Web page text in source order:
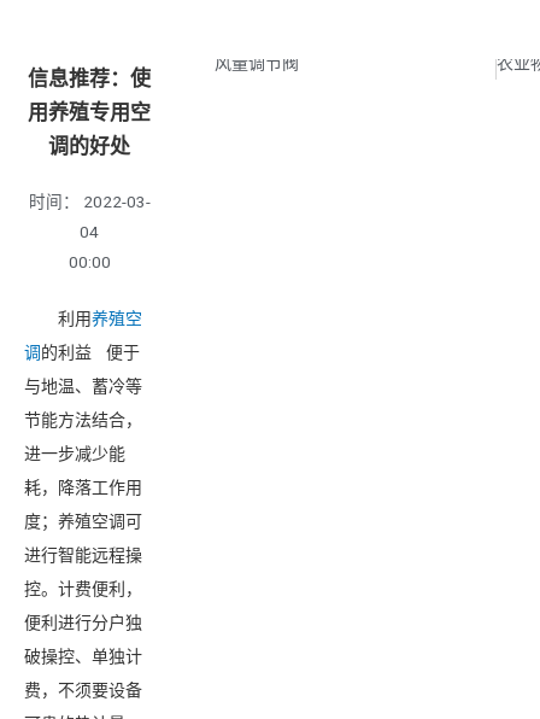
信息推荐：使
用养殖专用空
调的好处
时间：
2022-03-
04
00:00
利用养殖空
调的利益 便于
与地温、蓄冷等
节能方法结合，
进一步减少能
耗，降落工作用
度；养殖空调可
进行智能远程操
控。计费便利，
便利进行分户独
破操控、单独计
费，不须要设备
风量调节阀